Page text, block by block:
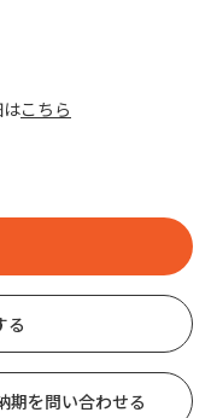
こちら
る
期を問い合わせる